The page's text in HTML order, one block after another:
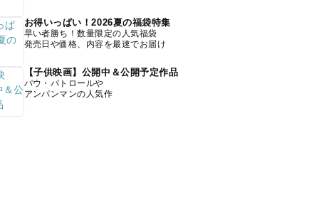
お得いっぱい！2026夏の福袋特集
早い者勝ち！数量限定の人気福袋
発売日や価格、内容を最速でお届け
【子供映画】公開中＆公開予定作品
パウ・パトロールや
アンパンマンの人気作